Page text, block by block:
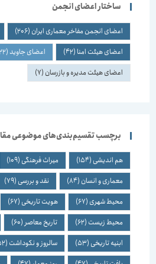
ساختار اعضای انجمن
اعضای انجمن مفاخر معماری ایران(206)
اعضای هیئت امنا (42) اعضای جاوید(22)
اعضای هیئت مدیره و بازرسان(7)
برچسب تقسیم‌بندی‌های موضوعی
هم اندیشی(154) میراث فرهنگی(109)
معماری و انسان(84) نقد و بررسی(79)
محیط شهری(67) هویت تاریخی(67)
محیط زیست(62) تاریخ معاصر(60)
ابنیه تاریخی(53) سالروز و نکوداشت(52)